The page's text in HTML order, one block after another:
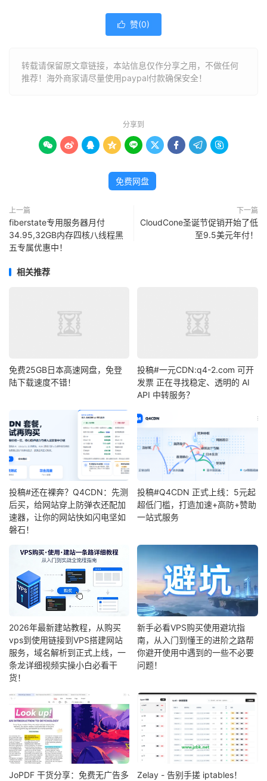
 赞(0)
转载请保留原文章链接，本站信息仅作分享之用，不做任何
推荐！海外商家请尽量使用paypal付款确保安全！
分享到
        
免费网盘
上一篇
fiberstate专用服务器月付
34.95,32GB内存四核八线程黑
五专属优惠中！
下一篇
CloudCone圣诞节促销开始了低
至9.5美元年付！
相关推荐
免费25GB日本高速网盘，免登
陆下载速度不错！
投稿#一元CDN:q4-2.com 可开
发票 正在寻找稳定、透明的 AI
API 中转服务？
投稿#还在裸奔？Q4CDN：先测
后买，给网站穿上防弹衣还配加
速器，让你的网站快如闪电坚如
磐石！
投稿#Q4CDN 正式上线：5元起
超低门槛，打造加速+高防+赞助
一站式服务
2026年最新建站教程，从购买
vps到使用链接到VPS搭建网站
服务，域名解析到正式上线，一
条龙详细视频实操小白必看干
货！
新手必看VPS购买使用避坑指
南，从入门到懂王的进阶之路帮
你避开使用中遇到的一些不必要
问题！
JoPDF 干货分享：免费无广告多 Zelay - 告别手搓 iptables！